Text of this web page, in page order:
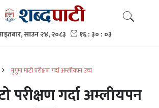
मुगुमा माटो परीक्षण गर्दा अम्लीयपन उच्च
परीक्षण गर्दा अम्लीयपन